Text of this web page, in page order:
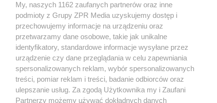
Żaden utwór zamieszczony w serwisie nie może być powielany i
rozpowszechniany lub dalej rozpowszechniany w jakikolwiek sposób (w
tym także elektroniczny lub mechaniczny) na jakimkolwiek polu
eksploatacji w jakiejkolwiek formie, włącznie z umieszczaniem w Internecie
bez pisemnej zgody właściciela praw. Jakiekolwiek użycie lub
wykorzystanie utworów w całości lub w części z naruszeniem prawa, tzn.
bez właściwej zgody, jest zabronione pod groźbą kary i może być ścigane
prawnie.
My, naszych 1162 zaufanych partnerów oraz inne
podmioty z Grupy ZPR Media uzyskujemy dostęp i
przechowujemy informacje na urządzeniu oraz
przetwarzamy dane osobowe, takie jak unikalne
identyfikatory, standardowe informacje wysyłane przez
urządzenie czy dane przeglądania w celu zapewniania
spersonalizowanych reklam, wybór spersonalizowanych
treści, pomiar reklam i treści, badanie odbiorców oraz
ulepszanie usług. Za zgodą Użytkownika my i Zaufani
Partnerzy możemy używać dokładnych danych